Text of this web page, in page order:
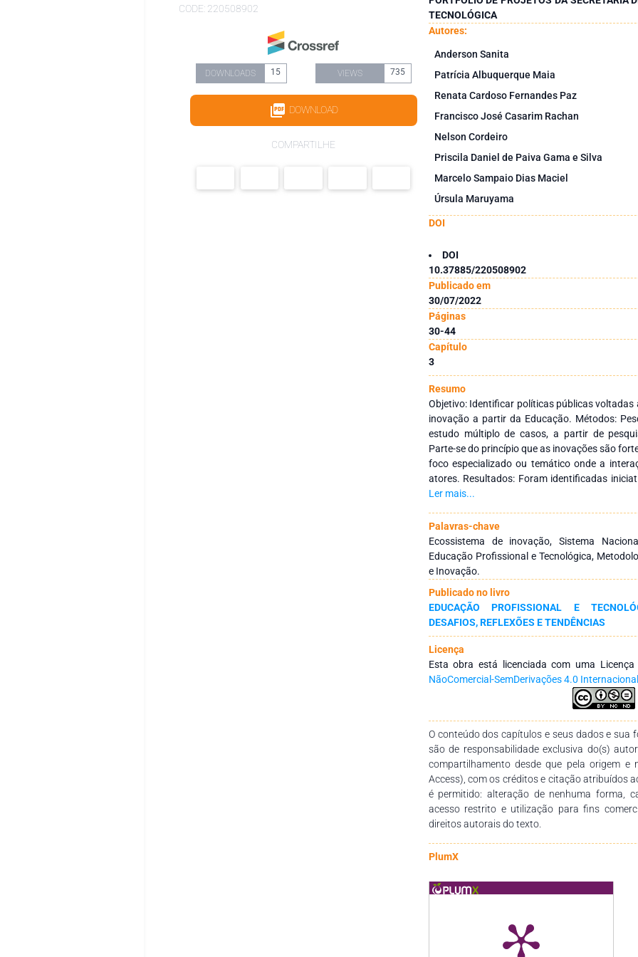
CODE: 220508902
DOWNLOADS 15 VIEWS 735
DOWNLOAD
COMPARTILHE
TECNOLÓGICA
Autores:
Anderson Sanita
Patrícia Albuquerque Maia
Renata Cardoso Fernandes Paz
Francisco José Casarim Rachan
Nelson Cordeiro
Priscila Daniel de Paiva Gama e Silva
Marcelo Sampaio Dias Maciel
Úrsula Maruyama
DOI
DOI
10.37885/220508902
Publicado em
30/07/2022
Páginas
30-44
Capítulo
3
Resumo
Objetivo: Identificar políticas públicas voltadas
inovação a partir da Educação. Métodos:
estudo múltiplo de casos, a partir de
Parte-se do princípio que as inovações são
foco especializado ou temático onde a
atores. Resultados: Foram identificadas
de Educação Profissional e Tecnológica
projetos apresentam atividades
enfatizam o empreendedorismo e inovação,
de metodologias ativas e novas abordagens
colaborativo entre os atores na Educação
condições de estabelecer os alicerces
inovação a partir da Educação.
Ler mais...
Palavras-chave
Ecossistema de inovação, Sistema
Educação Profissional e Tecnológica,
e Inovação.
Publicado no livro
EDUCAÇÃO PROFISSIONAL E
DESAFIOS, REFLEXÕES E TENDÊNCIAS
Licença
Esta obra está licenciada com uma
NãoComercial-SemDerivações 4.0
O conteúdo dos capítulos e seus dados e sua
são de responsabilidade exclusiva do(s)
compartilhamento desde que pela origem e
Access), com os créditos e citação atribuídos
é permitido: alteração de nenhuma forma,
acesso restrito e utilização para fins
direitos autorais do texto.
PlumX